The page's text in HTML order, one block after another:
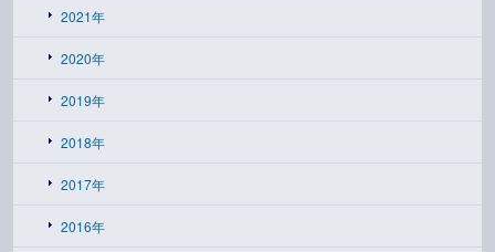
2021年
2020年
2019年
2018年
2017年
2016年